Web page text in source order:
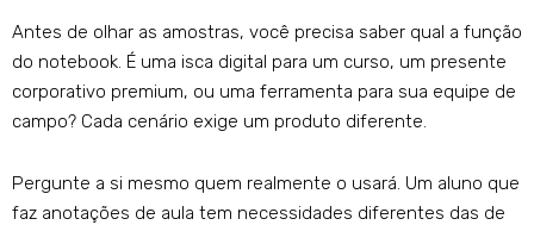
Antes de olhar as amostras, você precisa saber qual a função
do notebook. É uma isca digital para um curso, um presente
corporativo premium, ou uma ferramenta para sua equipe de
campo? Cada cenário exige um produto diferente.
Pergunte a si mesmo quem realmente o usará. Um aluno que
faz anotações de aula tem necessidades diferentes das de